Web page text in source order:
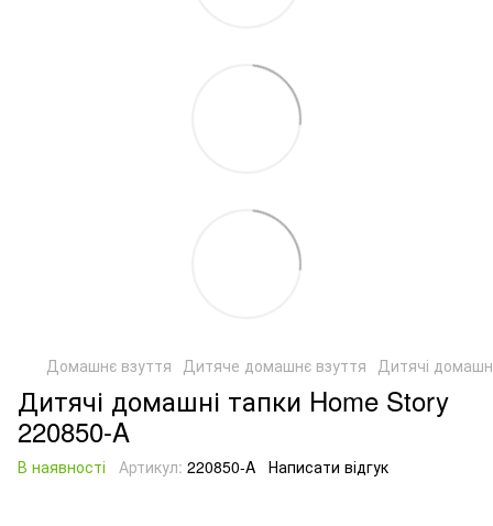
Домашнє взуття Дитяче домашнє взуття Дитячі
Дитячі домашні тапки Home Story
220850-A
В наявності Артикул: 220850-A Написати відгук